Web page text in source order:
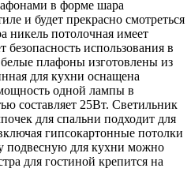
в форме шара
и будет прекрасно смотреться
никель потолочная имеет
безопасность использования в
плафоны изготовлены из
для кухни оснащена
одной лампы в
составляет 25Вт. Светильник
для спальни подходит для
гипсокартонные потолки
подвесную для кухни можно
для гостиной крепится на